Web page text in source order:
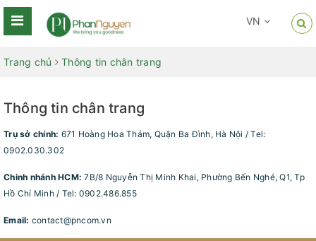
VN
Trang chủ Thông tin chân trang
Thông tin chân trang
Trụ sở chính: 671 Hoàng Hoa Thám, Quận Ba Đình, Hà Nội / Tel:
0902.030.302
Chinh nhánh HCM: 7B/8 Nguyễn Thị Minh Khai, Phường Bến Nghé, Q1, Tp
Hồ Chí Minh / Tel: 0902.486.855
Email: contact@pncom.vn